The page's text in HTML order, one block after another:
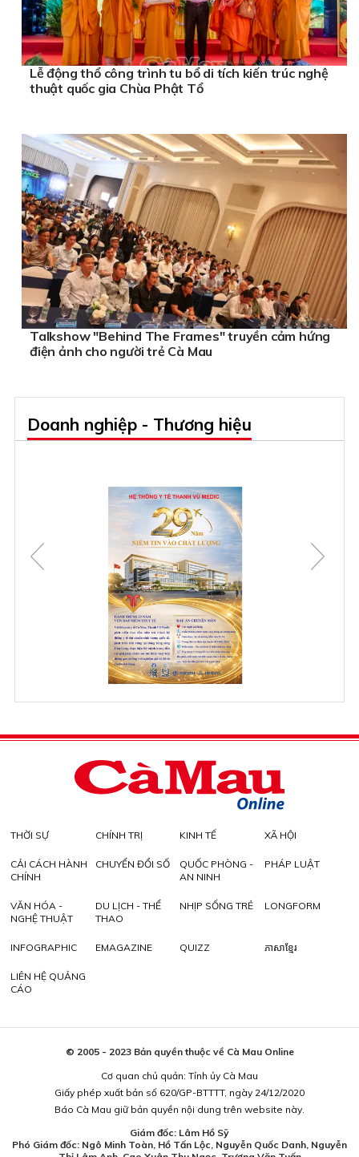
Lễ động thổ công trình tu bổ di tích kiến trúc nghệ
thuật quốc gia Chùa Phật Tổ
Talkshow "Behind The Frames" truyền cảm hứng
điện ảnh cho người trẻ Cà Mau
Doanh nghiệp - Thương hiệu
THỜI SỰ CHÍNH TRỊ KINH TẾ XÃ HỘI
CẢI CÁCH HÀNH
CHÍNH
CHUYỂN ĐỔI SỐ
QUỐC PHÒNG -
AN NINH
PHÁP LUẬT
VĂN HÓA -
NGHỆ THUẬT
DU LỊCH - THỂ
THAO
NHỊP SỐNG TRẺ LONGFORM
INFOGRAPHIC EMAGAZINE QUIZZ ភាសាខ្មែរ
LIÊN HỆ QUẢNG
CÁO
© 2005 - 2023 Bản quyền thuộc về Cà Mau Online
Cơ quan chủ quản: Tỉnh ủy Cà Mau
Giấy phép xuất bản số 620/GP-BTTTT, ngày 24/12/2020
Báo Cà Mau giữ bản quyền nội dung trên website này.
Giám đốc: Lâm Hồ Sỹ
Phó Giám đốc: Ngô Minh Toàn, Hồ Tấn Lộc, Nguyễn Quốc Danh, Nguyễn